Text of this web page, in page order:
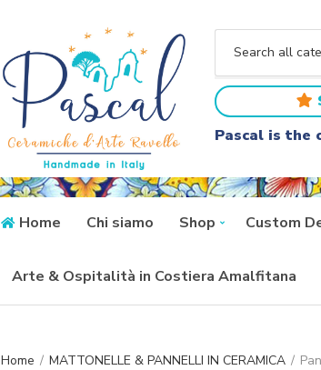
a
t
e
g
o
y
n
m
Pascal is the
Home Chi siamo Shop Custom
Arte & Ospitalità in Costiera Amalfitana
Home / MATTONELLE & PANNELLI IN CERAMICA /